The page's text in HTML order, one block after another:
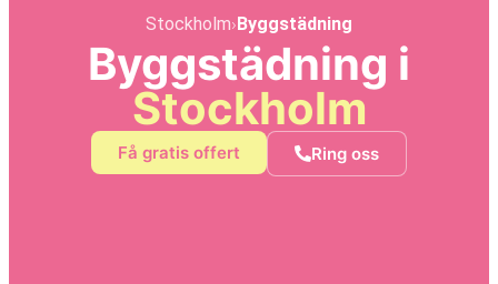
Stockholm›Byggstädning
Byggstädning i
Stockholm
Få gratis offert Ring oss